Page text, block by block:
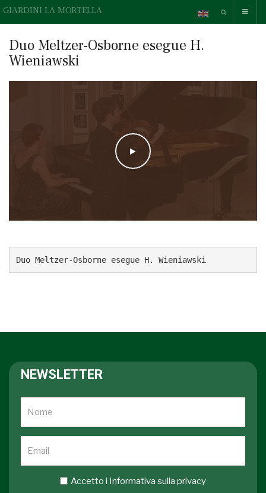
GIARDINI LA MORTELLA
Duo Meltzer-Osborne esegue H.
Wieniawski
WATCH THE VIDEO
Duo Meltzer-Osborne esegue H. Wieniawski
NEWSLETTER
Accetto i Informativa sulla privacy